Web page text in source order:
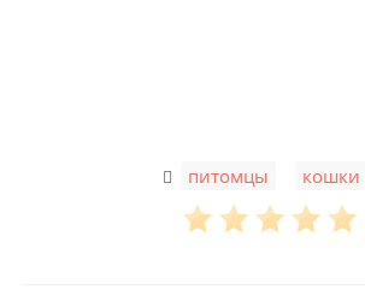
питомцы кошки